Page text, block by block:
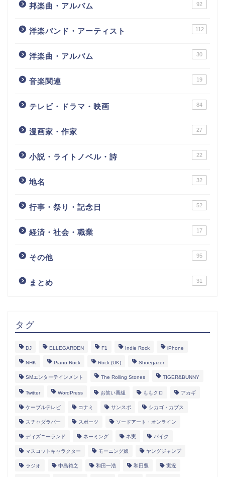
邦楽曲・アルバム 92
洋楽バンド・アーティスト 112
洋楽曲・アルバム 30
音楽関連 19
テレビ・ドラマ・映画 84
漫画家・作家 27
小説・ライトノベル・詩 22
地名 32
行事・祭り・記念日 52
経済・社会・職業 17
その他 95
まとめ 31
タグ
DJ ELLEGARDEN F1 Indie Rock iPhone
NHK Piano Rock Rock (UK) Shoegazer
SMエンターテインメント The Rolling Stones TIGER&BUNNY
Twitter WordPress お笑い番組 ももクロ アカギ
ケーブルテレビ コナミ サンスポ シカゴ・カブス
スチャダラパー スポーツ ソードアート・オンライン
ディズニーランド ネーミング ネ実 バイク
マスコットキャラクター モーニング娘 ヤングジャンプ
ラジオ 中島裕之 和田一浩 和田豊 実況